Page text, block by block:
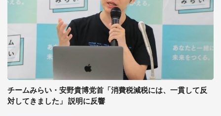
チームみらい・安野貴博党首「消費税減税には、一貫して反
対してきました」 説明に反響